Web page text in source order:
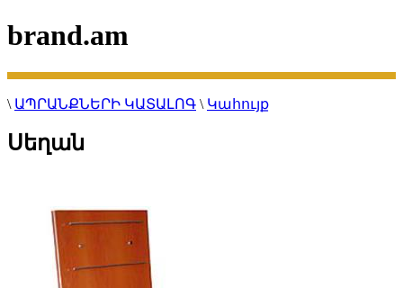
brand.am
\ ԱՊՐԱՆՔՆԵՐԻ ԿԱՏԱԼՈԳ \ Կահույք
Սեղան